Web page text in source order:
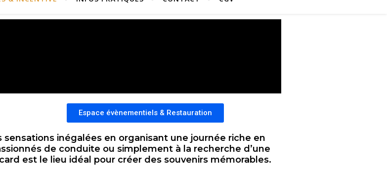
Espace évènementiels & Restauration
inégalées en organisant une journée riche en
de conduite ou simplement à la recherche d’une
est le lieu idéal pour créer des souvenirs mémorables.